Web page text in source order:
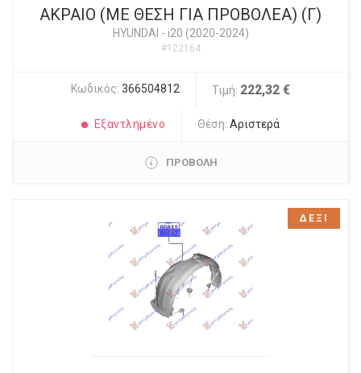
ΑΚΡΑΙΟ (ΜΕ ΘΕΣΗ ΓΙΑ ΠΡΟΒΟΛΕΑ) (Γ)
HYUNDAI - i20 (2020-2024)
#122164
Κωδικός: 366504812 Τιμή: 222,32 €
Εξαντλημένο Θέση:Αριστερά
ΠΡΟΒΟΛΗ
ΔΕΞΙ